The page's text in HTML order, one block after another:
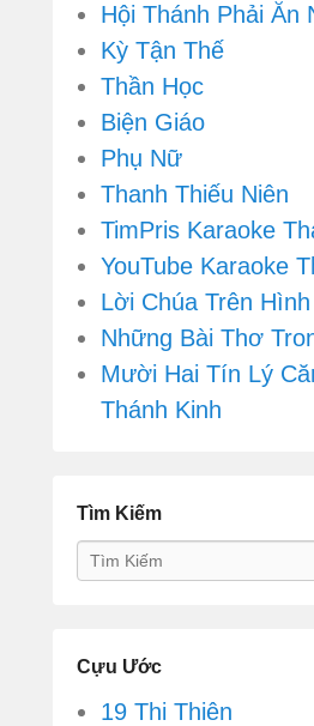
Hội Thánh Phải Ăn
Kỳ Tận Thế
Thần Học
Biện Giáo
Phụ Nữ
Thanh Thiếu Niên
TimPris Karaoke
YouTube Karaoke
Lời Chúa Trên Hình
Những Bài Thơ
Mười Hai Tín Lý
Thánh Kinh
Tìm Kiếm
Search
Cựu Ước
19 Thi Thiên